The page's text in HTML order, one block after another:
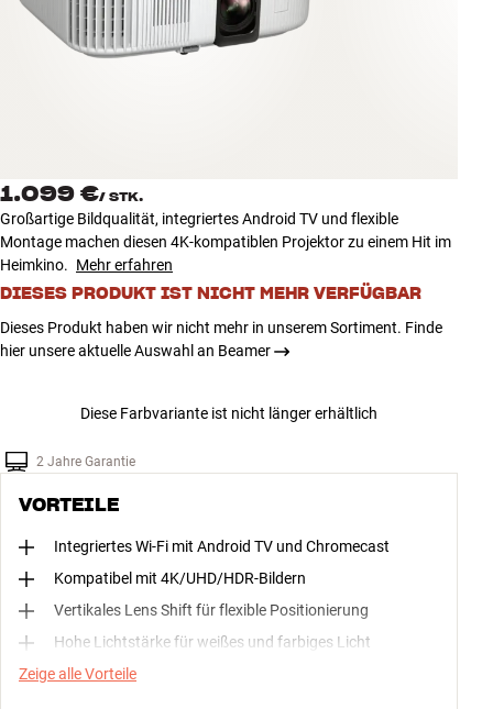
Zubehör
NEUHEITEN
ANGEBOTE
Store Finden
Kundendienst
Anmelden
1.099 €/ STK.
Großartige Bildqualität, integriertes Android TV und flexible
Montage machen diesen 4K-kompatiblen Projektor zu einem Hit im
Heimkino. Mehr erfahren
DIESES PRODUKT IST NICHT MEHR VERFÜGBAR
Dieses Produkt haben wir nicht mehr in unserem Sortiment. Finde
hier unsere aktuelle Auswahl an Beamer
Diese Farbvariante ist nicht länger erhältlich
2 Jahre Garantie
VORTEILE
Integriertes Wi-Fi mit Android TV und Chromecast
Kompatibel mit 4K/UHD/HDR-Bildern
Vertikales Lens Shift für flexible Positionierung
Hohe Lichtstärke für weißes und farbiges Licht
Zeige alle Vorteile